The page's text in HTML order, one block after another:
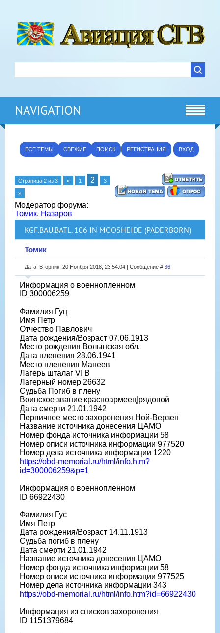
NAVIGATION
ВСЕ ТЕМЫ СВЕЖИЕ ПОИСК РЕГИСТРАЦИЯ ВХОД
Страница 2 из 3 « 1 2 3
»
Модератор форума:
Томик, Назаров
KGF.BAU.BATL. 106 IN MOOSHEIDE (PADERBORN)
Томик
Дата: Вторник, 20 Ноября 2018, 23:54:04 | Сообщение # 36
Информация о военнопленном
ID 300006259
Фамилия Гуц
Имя Петр
Отчество Павлович
Дата рождения/Возраст 07.06.1913
Место рождения Волынская обл.
Дата пленения 28.06.1941
Место пленения Манеев
Лагерь шталаг VI B
Лагерный номер 26632
Судьба Погиб в плену
Воинское звание красноармеец|рядовой
Дата смерти 21.01.1942
Первичное место захоронения Ной-Верзен
Название источника донесения ЦАМО
Номер фонда источника информации 58
Номер описи источника информации 977520
Номер дела источника информации 1220
https://obd-memorial.ru/html/info.htm?
id=300006259&p=1
Информация о военнопленном
ID 66922430
Фамилия Гус
Имя Петр
Дата рождения/Возраст 14.11.1913
Судьба погиб в плену
Дата смерти 21.01.1942
Название источника донесения ЦАМО
Номер фонда источника информации 58
Номер описи источника информации 977525
Номер дела источника информации 343
https://obd-memorial.ru/html/info.htm?id=66922430
Информация из списков захоронения
ID 1151379684